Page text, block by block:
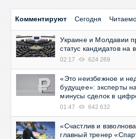
Комментируют Сегодня
Украине и Молдавии
статус кандидатов на
02:17 624 269
«Это неизбежное и
будущее»: эксперты
минусы сделок в
01:47 642 632
«Счастлив и
главный тренер